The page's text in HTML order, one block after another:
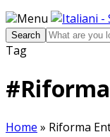
Menu
Tag
#
Home » Riforma